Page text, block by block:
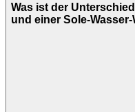
Was ist der
und einer Sole-